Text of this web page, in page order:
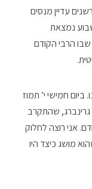
עדיין מנסים
נמצאת
שבו הרבי הקודם
חמישי י’ תמוז
שהתקרב
אני רוצה לחלוק
מושג כיצד היו